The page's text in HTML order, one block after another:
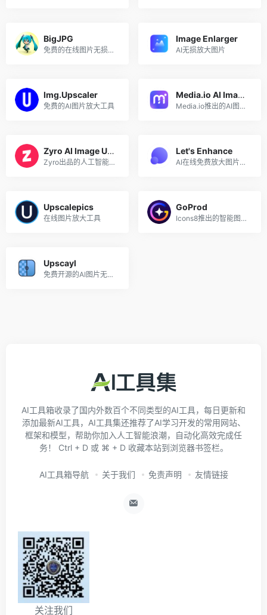
BigJPG
免费的在线图片无损放大工具
Image Enlarger
AI无损放大图片
Img.Upscaler
免费的AI图片放大工具
Media.io AI Image Upscaler
Media.io推出的AI图片放大工具
Zyro AI Image Upscaler
Zyro出品的人工智能图片放大工具
Let's Enhance
AI在线免费放大图片并保持图像质量
Upscalepics
在线图片放大工具
GoProd
Icons8推出的智能图片背景移除和无损放大二合一Mac应用
Upscayl
免费开源的AI图片无损放大工具
AI工具箱收录了国内外数百个不同类型的AI工具，每日更新和
添加最新AI工具，AI工具集还推荐了AI学习开发的常用网站、
框架和模型，帮助你加入人工智能浪潮，自动化高效完成任
务！ Ctrl + D 或 ⌘ + D 收藏本站到浏览器书签栏。
AI工具箱导航 关于我们 免责声明 友情链接
关注我们